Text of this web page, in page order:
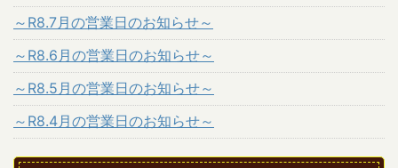
～R8.7月の営業日のお知らせ～
～R8.6月の営業日のお知らせ～
～R8.5月の営業日のお知らせ～
～R8.4月の営業日のお知らせ～